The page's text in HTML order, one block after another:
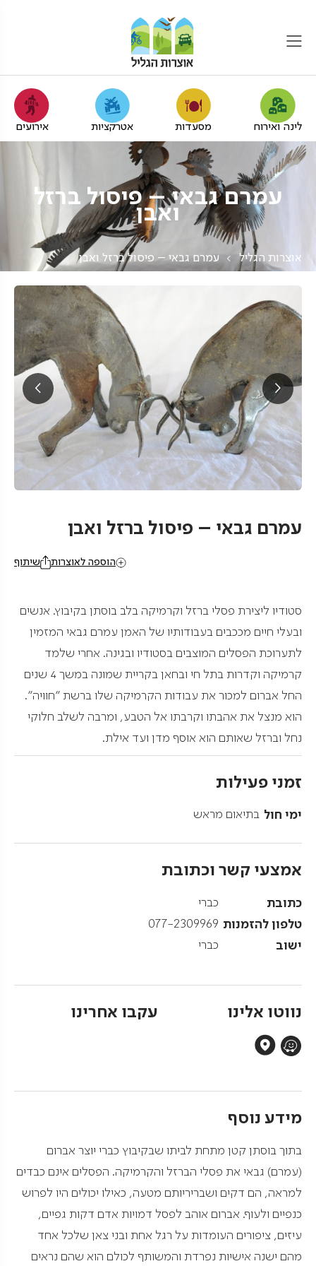
לינה ואירוח מסעדות אטרקציות אירועים
עמרם גבאי – פיסול ברזל
ואבן
אוצרות הגליל עמרם גבאי – פיסול ברזל ואבן
עמרם גבאי – פיסול ברזל ואבן
שיתוף הוספה לאוצרות
סטודיו ליצירת פסלי ברזל וקרמיקה בלב בוסתן בקיבוץ. אנשים
ובעלי חיים מככבים בעבודותיו של האמן עמרם גבאי המזמין
לתערוכת הפסלים המוצבים בסטודיו ובגינה. אחרי שלמד
קרמיקה וקדרות בתל חי ובחאן בקריית שמונה במשך 4 שנים
החל אברום למכור את עבודות הקרמיקה שלו ברשת "חוויה".
הוא מנצל את אהבתו וקרבתו אל הטבע, ומרבה לשלב חלוקי
נחל וברזל שאותם הוא אוסף מדן ועד אילת.
זמני פעילות
ימי חול בתיאום מראש
אמצעי קשר וכתובת
כתובת כברי
טלפון להזמנות 077-2309969
ישוב כברי
נווטו אלינו עקבו אחרינו
מידע נוסף
בתוך בוסתן קטן מתחת לביתו שבקיבוץ כברי יוצר אברום
(עמרם) גבאי את פסלי הברזל והקרמיקה. הפסלים אינם כבדים
למראה, הם דקים ושבריריותם מטעה, כאילו יכולים היו לפרוש
כנפיים ולעוף. אברום אוהב לפסל דמויות אדם דקות גפיים,
עיזים, ציפורים העומדות על רגל אחת ובני צאן שלכל אחד
מהם ישנה אישיות נפרדת והמשותף לכולם הוא שהם נראים